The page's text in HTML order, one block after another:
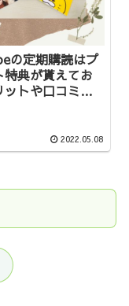
の定期購読はプ
特典が貰えてお
ットや口コミを
2022.05.08